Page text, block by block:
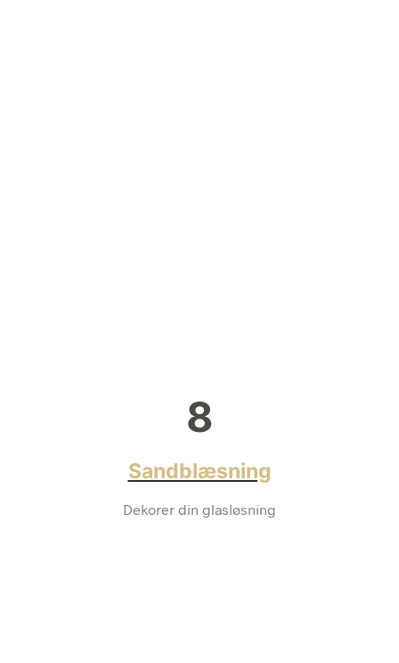
8
Sandblæsning
Dekorer din glasløsning